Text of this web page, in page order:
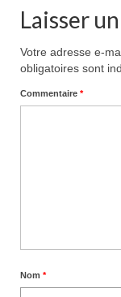
Laisser
Votre adresse e-
obligatoires sont
Commentaire *
Nom *